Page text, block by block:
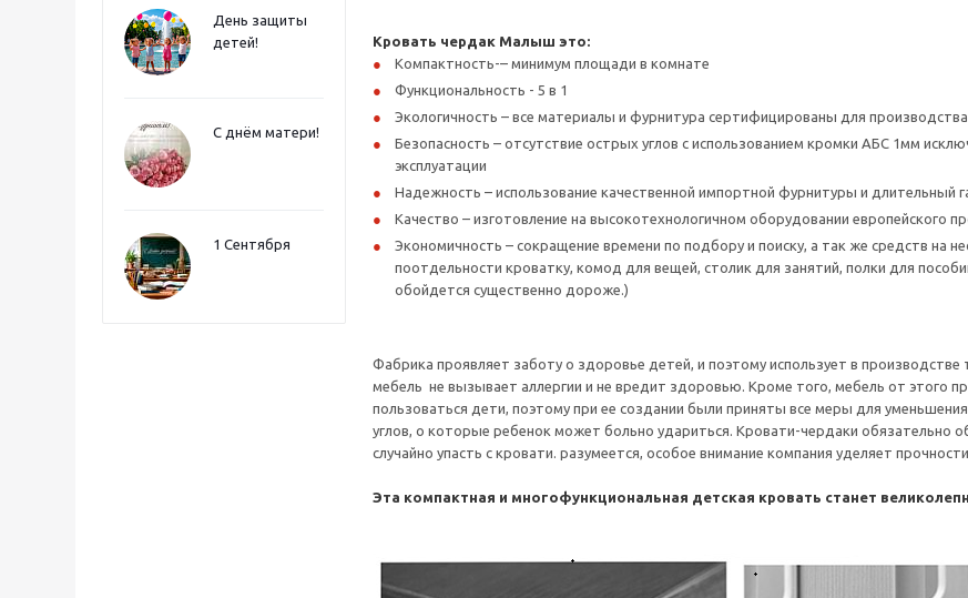
День защиты
детей!
С днём матери!
1 Сентября
Кровать чердак Малыш это:
Компактность-– минимум площади в комнате
Функциональность - 5 в 1
Экологичность – все материалы и фурнитура сертифицированы для
Безопасность – отсутствие острых углов с использованием кромки АБС 1мм
эксплуатации
Надежность – использование качественной импортной фурнитуры и длительный
Качество – изготовление на высокотехнологичном оборудовании европейского
Экономичность – сокращение времени по подбору и поиску, а так же средств на
поотдельности кроватку, комод для вещей, столик для занятий, полки для
обойдется существенно дороже.)
Фабрика проявляет заботу о здоровье детей, и поэтому использует в производстве
мебель не вызывает аллергии и не вредит здоровью. Кроме того, мебель от этого
пользоваться дети, поэтому при ее создании были приняты все меры для
углов, о которые ребенок может больно удариться. Кровати-чердаки обязательно
случайно упасть с кровати. разумеется, особое внимание компания уделяет
Эта компактная и многофункциональная детская кровать станет